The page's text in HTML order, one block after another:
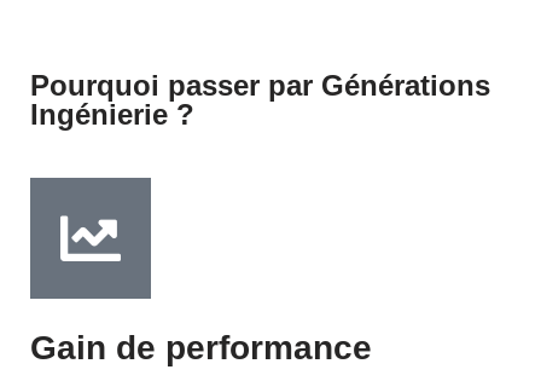
Pourquoi passer par Générations
Ingénierie ?
Gain de performance